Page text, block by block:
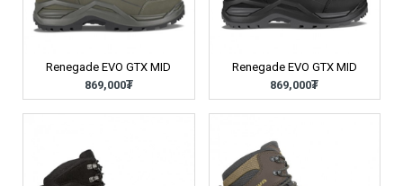
Renegade EVO GTX MID
869,000₮
Renegade EVO GTX MID
869,000₮